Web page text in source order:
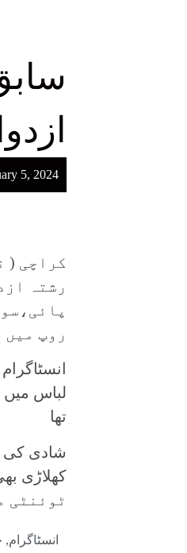
5, 2024
کراچی (
رشتہ
روپ میں
لباس میں
تھا
شادی کی
ٹوئنٹی
انسٹاگرام,